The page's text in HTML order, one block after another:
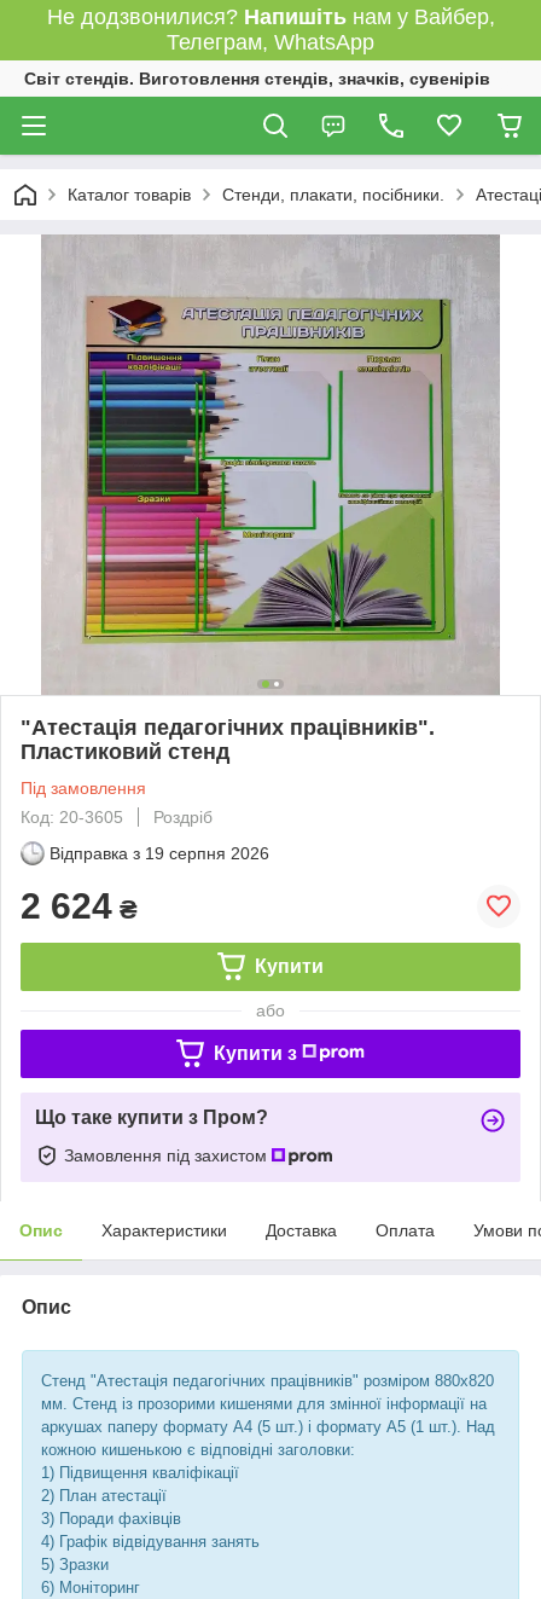
Не додзвонилися? Напишітьнам у Вайбер,
Телеграм, WhatsApp
Світ стендів. Виготовлення стендів, значків, сувенірів
Каталог товарів Стенди, плакати, посібники.
"Атестація педагогічних працівників".
Пластиковий стенд
Під замовлення
Код: 20-3605
Роздріб
Відправка з 19 серпня 2026
2 624 ₴
Купити
або
Купити з
Що таке купити з Пром?
Замовлення під захистом
Опис Характеристики Доставка Оплата Умови
Опис
Стенд "Атестація педагогічних працівників" розміром 880х820
мм. Стенд із прозорими кишенями для змінної інформації на
аркушах паперу формату А4 (5 шт.) і формату А5 (1 шт.). Над
кожною кишенькою є відповідні заголовки:
1) Підвищення кваліфікації
2) План атестації
3) Поради фахівців
4) Графік відвідування занять
5) Зразки
6) Моніторинг